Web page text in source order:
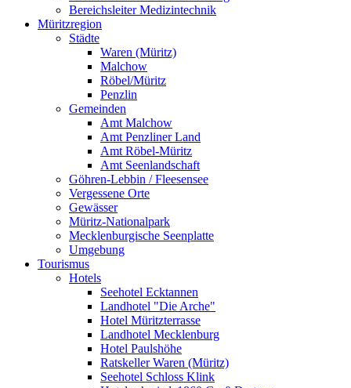
Bereichsleiter Medizintechnik
Müritzregion
Städte
Waren (Müritz)
Malchow
Röbel/Müritz
Penzlin
Gemeinden
Amt Malchow
Amt Penzliner Land
Amt Röbel-Müritz
Amt Seenlandschaft
Göhren-Lebbin / Fleesensee
Vergessene Orte
Gewässer
Müritz-Nationalpark
Mecklenburgische Seenplatte
Umgebung
Tourismus
Hotels
Seehotel Ecktannen
Landhotel "Die Arche"
Hotel Müritzterrasse
Landhotel Mecklenburg
Hotel Paulshöhe
Ratskeller Waren (Müritz)
Seehotel Schloss Klink